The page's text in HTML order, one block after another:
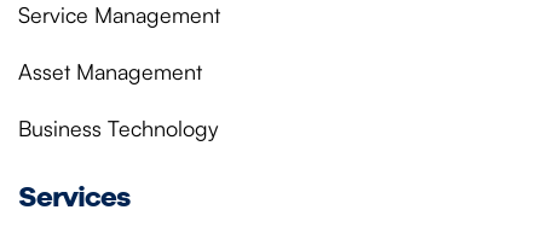
Service Management
Asset Management
Business Technology
Services